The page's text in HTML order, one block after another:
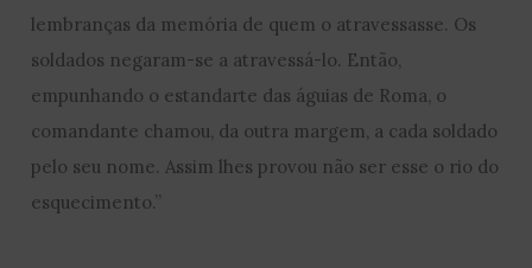
lembranças da memória de quem o atravessasse. Os
soldados negaram-se a atravessá-lo. Então,
empunhando o estandarte das águias de Roma, o
comandante chamou, da outra margem, a cada soldado
pelo seu nome. Assim lhes provou não ser esse o rio do
esquecimento.”